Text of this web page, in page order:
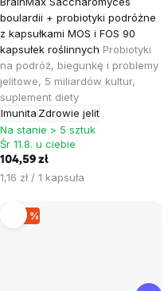
boulardii + probiotyki podróżne
z kapsułkami MOS i FOS 90
kapsułek roślinnych Probiotyki
na podróż, biegunkę i problemy
jelitowe, 5 miliardów kultur,
suplement diety
Imunita Zdrowie jelit
Na stanie > 5 sztuk
Śr 11.8. u ciebie
104,59 zł
Cena
1,16 zł / 1 kapsuła
–20 %